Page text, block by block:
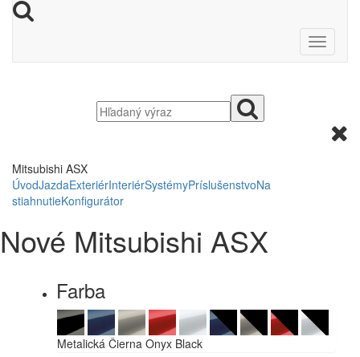
Mitsubishi ASX
ÚvodJazdaExteriérInteriérSystémyPríslušenstvoNa
stiahnutieKonfigurátor
Nové Mitsubishi ASX
Farba
Metalická Čierna Onyx Black